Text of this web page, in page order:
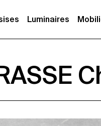
Luminaires